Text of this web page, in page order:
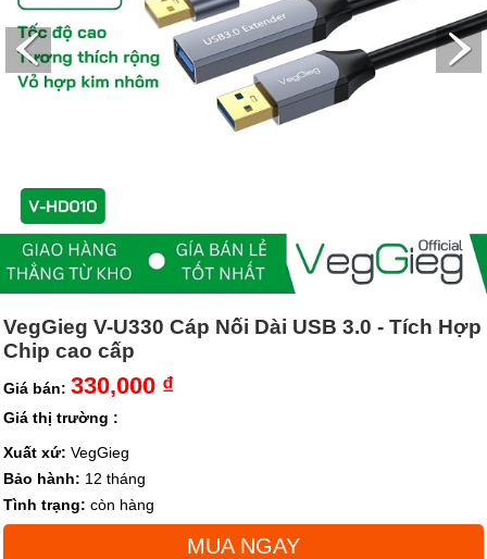
VegGieg V-U330 Cáp Nối Dài USB 3.0 - Tích Hợp
Chip cao cấp
Giá bán: 330,000 ₫
Giá thị trường :
Xuất xứ: VegGieg
Bảo hành: 12 tháng
Tình trạng: còn hàng
MUA NGAY